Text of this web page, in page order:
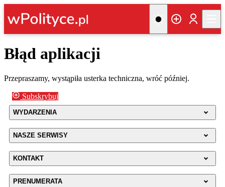
Błąd aplikacji
Przepraszamy, wystąpiła usterka techniczna, wróć później.
Subskrybuj
WYDARZENIA
NASZE SERWISY
KONTAKT
PRENUMERATA